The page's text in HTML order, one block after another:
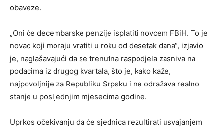
obaveze.
„Oni će decembarske penzije isplatiti novcem FBiH. To je
novac koji moraju vratiti u roku od desetak dana“, izjavio
je, naglašavajući da se trenutna raspodjela zasniva na
podacima iz drugog kvartala, što je, kako kaže,
najpovoljnije za Republiku Srpsku i ne odražava realno
stanje u posljednjim mjesecima godine.
Uprkos očekivanju da će sjednica rezultirati usvajanjem